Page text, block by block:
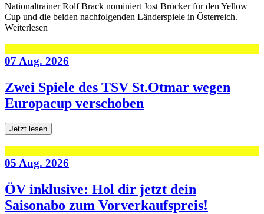
Nationaltrainer Rolf Brack nominiert Jost Brücker für den Yellow
Cup und die beiden nachfolgenden Länderspiele in Österreich.
Weiterlesen
07 Aug. 2026
Zwei Spiele des TSV St.Otmar wegen
Europacup verschoben
Jetzt lesen
05 Aug. 2026
ÖV inklusive: Hol dir jetzt dein
Saisonabo zum Vorverkaufspreis!